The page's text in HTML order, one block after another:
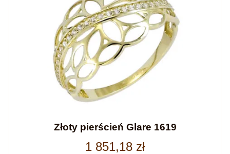
Złoty pierścień Glare 1619
1 851,18 zł